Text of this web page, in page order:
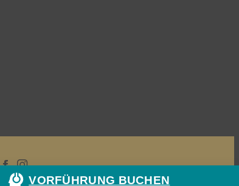
VORFÜHRUNG BUCHEN